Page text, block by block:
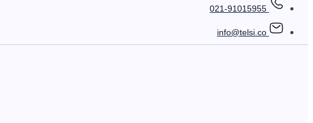
021-91015955
info@telsi.co